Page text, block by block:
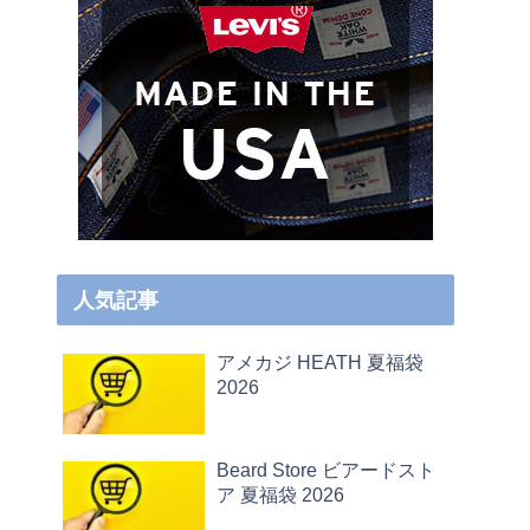
人気記事
アメカジ HEATH 夏福袋
2026
Beard Store ビアードスト
ア 夏福袋 2026